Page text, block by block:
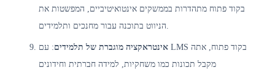
בקוד פתוח מתהדרות בממשקים אינטואיטיביים, המפשטות את
אינטראקציה מוגברת של תלמידים: עם LMS בקוד פתוח, אתה
מקבל תכונות כמו משחקיות, למידה חברתית וחידונים